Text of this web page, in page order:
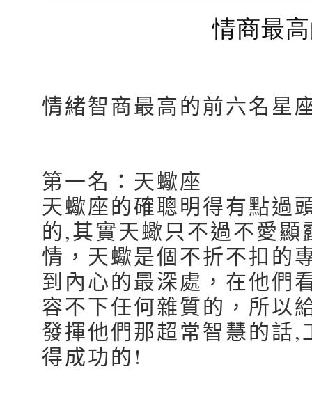
情商最
情緒智商最高的前六名星
第一名：天蠍座
天蠍座的確聰明得有點過
的,其實天蠍只不過不愛
情，天蠍是個不折不扣的
到內心的最深處，在他們
容不下任何雜質的，所以
發揮他們那超常智慧的話
得成功的!